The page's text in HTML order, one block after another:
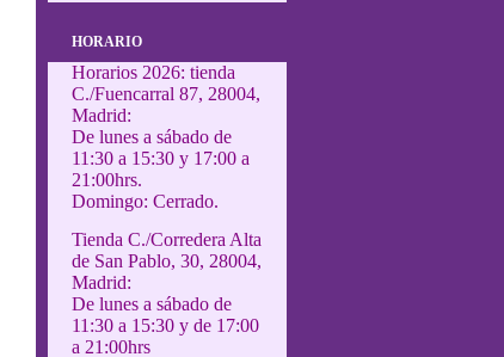
HORARIO
Horarios 2026: tienda
C./Fuencarral 87, 28004,
Madrid:
De lunes a sábado de
11:30 a 15:30 y 17:00 a
21:00hrs.
Domingo: Cerrado.
Tienda C./Corredera Alta
de San Pablo, 30, 28004,
Madrid:
De lunes a sábado de
11:30 a 15:30 y de 17:00
a 21:00hrs